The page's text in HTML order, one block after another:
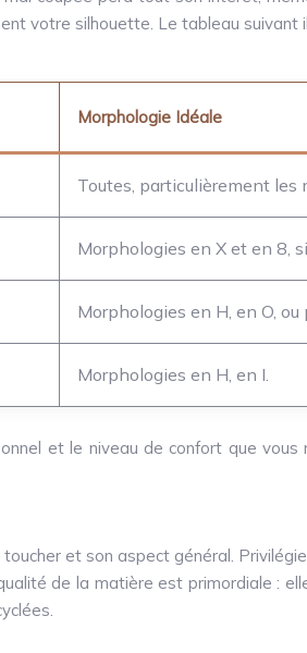
votre silhouette. Le tableau suivant
Morphologie Idéale
Toutes, particulièrement les
Morphologies en X et en 8,
Morphologies en H, en O,
Morphologies en H, en I.
et le niveau de confort que
et son aspect général.
de la matière est primordiale :